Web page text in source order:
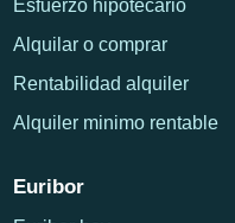
Esfuerzo hipotecario
Alquilar o comprar
Rentabilidad alquiler
Alquiler minimo rentable
Euribor